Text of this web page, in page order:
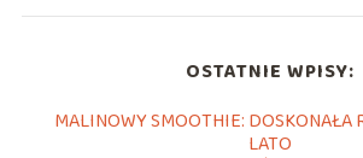
OSTATNIE WPISY:
MALINOWY SMOOTHIE: DOSKONAŁA
LATO